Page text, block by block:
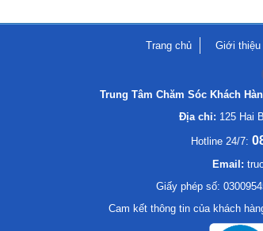
Trang chủ Giới thiệu
Trung Tâm Chăm Sóc Khách
Địa chỉ: 125 Hai
Hotline 24/7:
Email:
Giấy phép số:
Cam kết thông tin của khách